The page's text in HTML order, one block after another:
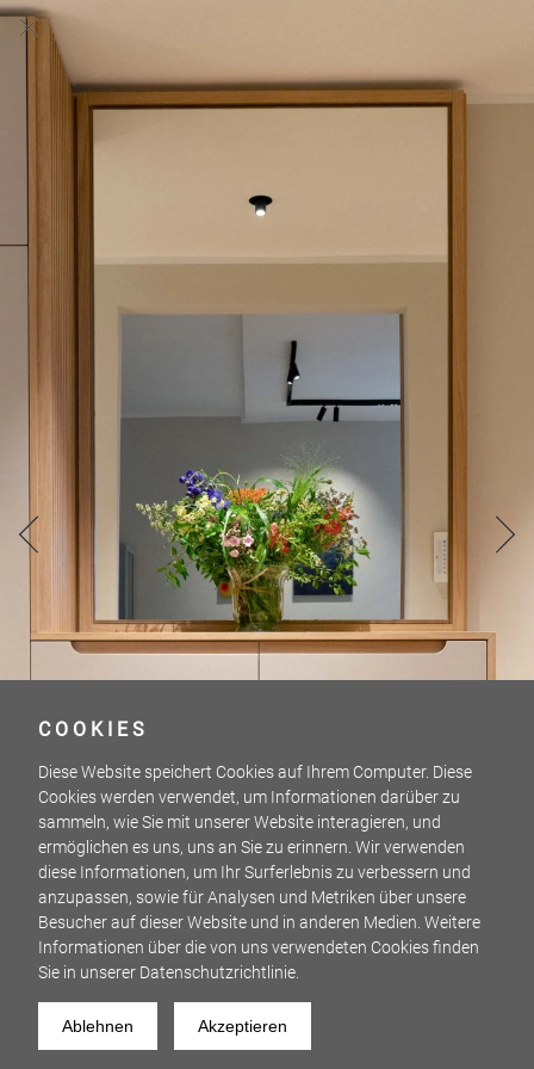
FOTOS: MORITZ STÜRMER
COOKIES
Diese Website speichert Cookies auf Ihrem Computer. Diese
Cookies werden verwendet, um Informationen darüber zu
sammeln, wie Sie mit unserer Website interagieren, und
ermöglichen es uns, uns an Sie zu erinnern. Wir verwenden
diese Informationen, um Ihr Surferlebnis zu verbessern und
anzupassen, sowie für Analysen und Metriken über unsere
Besucher auf dieser Website und in anderen Medien. Weitere
Informationen über die von uns verwendeten Cookies finden
Sie in unserer Datenschutzrichtlinie.
Ablehnen Akzeptieren